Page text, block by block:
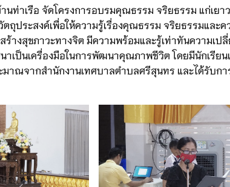
ท่าเรือ จัดโครงการอบรมคุณธรรม จริยธรรม แก่เยา
ถุประสงค์เพื่อให้ความรู้เรื่องคุณธรรม จริยธรรมและ
างสุขภาวะทางจิต มีความพร้อมและรู้เท่าทันความเป
เป็นเครื่องมือในการพัฒนาคุณภาพชีวิต โดยมีนักเรียน
าณจากสำนักงานเทศบาลตำบลศรีสุนทร และได้รับก